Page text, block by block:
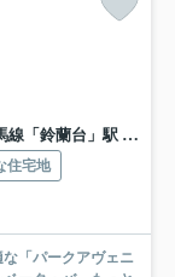
鈴蘭台」駅 徒歩13分
住宅地
「パークアヴェニ